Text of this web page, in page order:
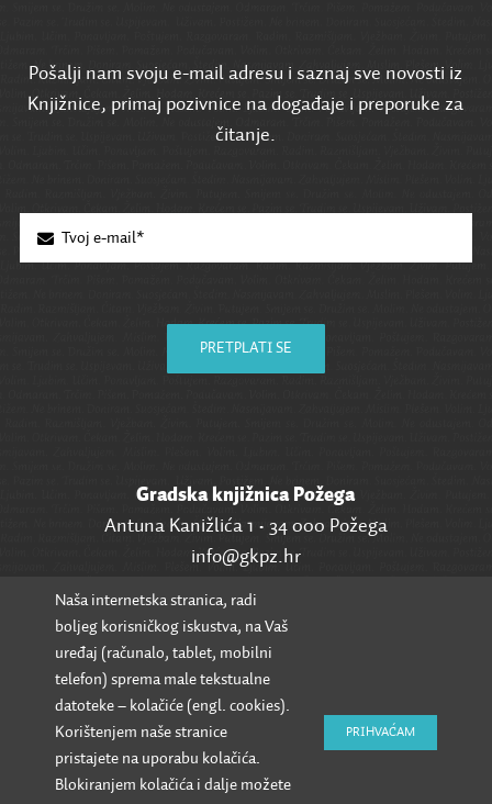
Pošalji nam svoju e-mail adresu i saznaj sve novosti iz
Knjižnice, primaj pozivnice na događaje i preporuke za
čitanje.
PRETPLATI SE
Gradska knjižnica Požega
Antuna Kanižlića 1 • 34 000 Požega
info@gkpz.hr
SVI KONTAKTI
Naša internetska stranica, radi
boljeg korisničkog iskustva, na Vaš
uređaj (računalo, tablet, mobilni
telefon) sprema male tekstualne
datoteke – kolačiće (engl. cookies).
Korištenjem naše stranice
pristajete na uporabu kolačića.
Blokiranjem kolačića i dalje možete
PRIHVAĆAM